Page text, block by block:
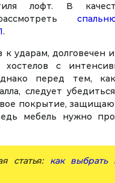
лофт. В
.
к ударам, долговечен
с
перед тем,
следует
покрытие,
мебель нужно
статья:
как выбрать